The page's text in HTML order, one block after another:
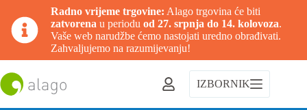
Radno vrijeme trgovine: Alago trgovina će biti
zatvorena u periodu od 27. srpnja do 14. kolovoza.
Vaše web narudžbe ćemo nastojati uredno obrađivati.
Zahvaljujemo na razumijevanju!
na
sadržaj
IZBORNIK